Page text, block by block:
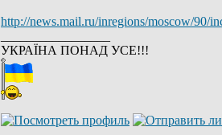
http://news.mail.ru/inregions/moscow/90/
УКРАЇНА ПОНАД УСЕ!!!